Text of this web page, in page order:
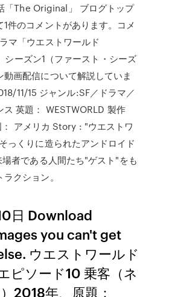
「The Original」 ブログトップ
件のコメントがあります。コメ
マ「ウエストワールド
シーズン1（ファースト・シーズ
動画配信について解説していま
11/15 ジャンル:SF／ドラマ／
ス 英題： WESTWORLD 製作
アメリカ Story : "ウエストワ
っくりに造られたアンドロイド
者である人間たち"ゲスト"をも
クション。
日 Download
you can't get
ウエストワールド
ピソード10 乗客（ネ
2018年、原題：